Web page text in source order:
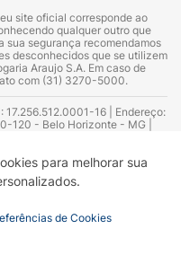
para melhorar sua
de Cookies
conveniência para
10mg da
por dia
a cápsula a
site oficial corresponde ao
qualquer outro que
sua segurança recomendamos
desconhecidos que se utilizem
Araujo S.A. Em caso de
com (31) 3270-5000.
17.256.512.0001-16 | Endereço:
120 - Belo Horizonte - MG |
Silva Alvarenga – CRF 52.584 -
- CRF Nº 13.748. Alvará
da Empresa (AFE):